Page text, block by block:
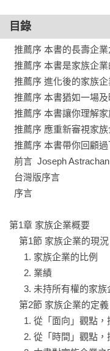
金石。研究發現追求長
迅速採取應手段，強化
解決對策。
本書結合理論與實務，
二代與學者提供啟發，
業。
◎本書特色
1. 一本書，全面了解家族
從家族企業種類、定義
本長壽家族企業案例（
2. 他山之石可攻錯，可
台灣家族企業占台灣中
困境：世代鴻溝、家族
本書可相互對照並構思
3. 理論與實務兼具，提
撰寫團隊皆為有家族企
目錄
第1章 家族企業概要